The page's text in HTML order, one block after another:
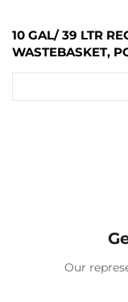
10 GAL/ 39 LTR
WASTEBASKET,
Our